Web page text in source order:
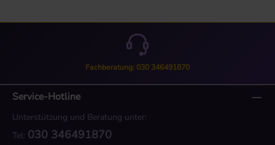
Fachberatung: 030 346491870
Service-Hotline
Unterstützung und Beratung unter:
Tel: 030 346491870